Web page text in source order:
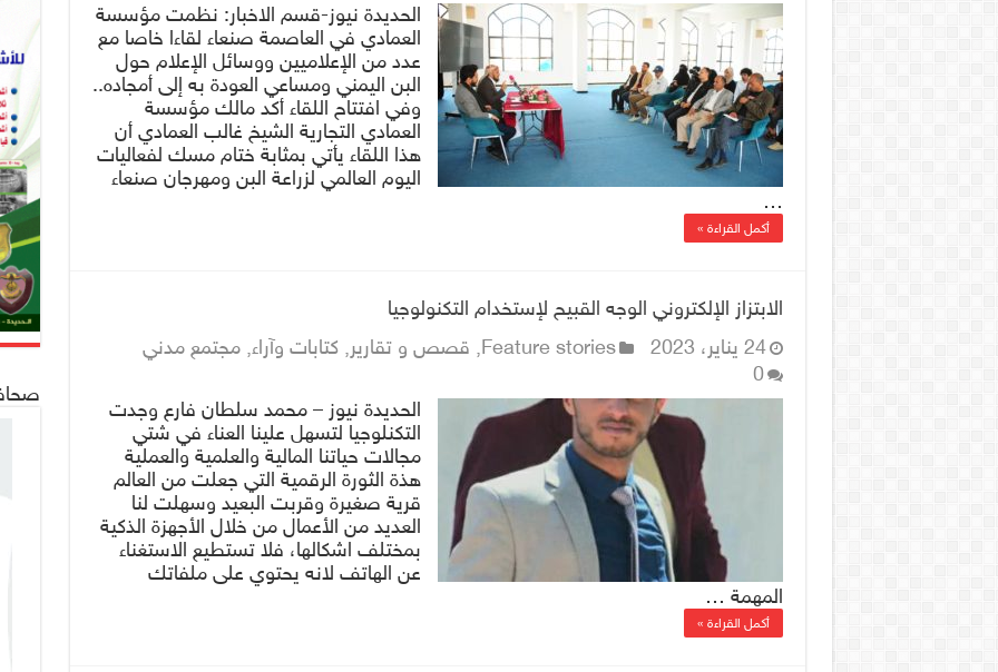
الحديدة نيوز-قسم الاخبار: نظمت مؤسسة
العمادي في العاصمة صنعاء لقاءا خاصا مع
عدد من الإعلاميين ووسائل الإعلام حول
البن اليمني ومساعي العودة به إلى أمجاده..
وفي افتتاح اللقاء أكد مالك مؤسسة
العمادي التجارية الشيخ غالب العمادي أن
هذا اللقاء يأتي بمثابة ختام مسك لفعاليات
اليوم العالمي لزراعة البن ومهرجان صنعاء
…
أكمل القراءة »
الابتزاز الإلكتروني الوجه القبيح لإستخدام التكنولوجيا
24 يناير، 2023
Feature stories
, قصص و تقارير,كتابات وآراء,مجتمع مدني
0
الحديدة نيوز – محمد سلطان فارع وجدت
التكنلوجيا لتسهل علينا العناء في شتي
مجالات حياتنا المالية والعلمية والعملية
هذة الثورة الرقمية التي جعلت من العالم
قرية صغيرة وقربت البعيد وسهلت لنا
العديد من الأعمال من خلال الأجهزة الذكية
بمختلف اشكالها، فلا تستطيع الاستغناء
عن الهاتف لانه يحتوي على ملفاتك
المهمة …
أكمل القراءة »
صحافة